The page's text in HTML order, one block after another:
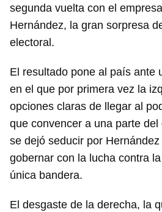
segunda vuelta con el
Hernández, la gran sorpresa
electoral.
El resultado pone al país ante
en el que por primera vez la
opciones claras de llegar al
que convencer a una parte
se dejó seducir por
gobernar con la lucha contra
única bandera.
El desgaste de la derecha, la